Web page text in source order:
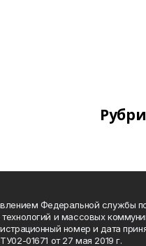
Федеральной службы
и массовых
номер и дата
01671 от 27 мая 2019 г.